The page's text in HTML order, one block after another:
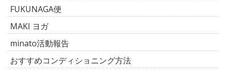
FUKUNAGA便
MAKI ヨガ
minato活動報告
おすすめコンディショニング方法